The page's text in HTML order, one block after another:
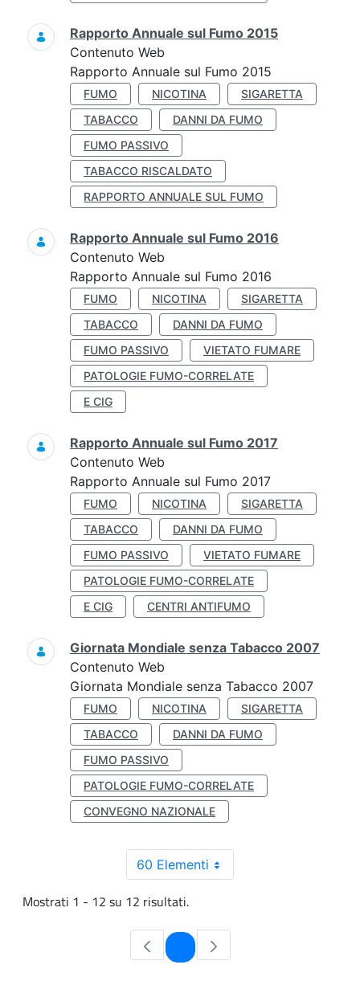
Rapporto Annuale sul Fumo 2015
Contenuto Web
Rapporto Annuale sul Fumo 2015
FUMO NICOTINA
SIGARETTA
TABACCO
DANNI DA FUMO
FUMO PASSIVO
TABACCO RISCALDATO
RAPPORTO ANNUALE SUL FUMO
Rapporto Annuale sul Fumo 2016
Contenuto Web
Rapporto Annuale sul Fumo 2016
FUMO NICOTINA
SIGARETTA
TABACCO
DANNI DA FUMO
FUMO PASSIVO
VIETATO FUMARE
PATOLOGIE FUMO-CORRELATE
E CIG
Rapporto Annuale sul Fumo 2017
Contenuto Web
Rapporto Annuale sul Fumo 2017
FUMO NICOTINA
SIGARETTA
TABACCO
DANNI DA FUMO
FUMO PASSIVO
VIETATO FUMARE
PATOLOGIE FUMO-CORRELATE
E CIG
CENTRI ANTIFUMO
Giornata Mondiale senza Tabacco 2007
Contenuto Web
Giornata Mondiale senza Tabacco 2007
FUMO NICOTINA
SIGARETTA
TABACCO
DANNI DA FUMO
FUMO PASSIVO
PATOLOGIE FUMO-CORRELATE
CONVEGNO NAZIONALE
60 Elementi
Mostrati 1 - 12 su 12 risultati.
Pagina